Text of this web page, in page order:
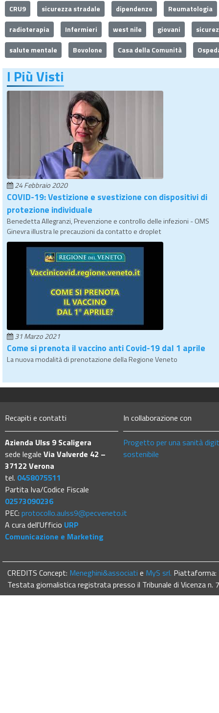
CRU9
sicurezza stradale dipendenze
Reumatologia
radioterapia
Infermieri west nile giovani
salute mentale
Bovolone Casa della Comunità
I Più Visti
24 Febbraio 2020
COVID-19: Vestizione e svestizione con dispositivi di
protezione individuale
Benedetta Allegranzi, Prevenzione e controllo delle infezioni - OMS
Ginevra illustra le precauzioni da contatto e droplet
31 Marzo 2021
Come si prenota il vaccino anti Covid-19 dal 1 aprile
La nuova modalità di prenotazione della Regione Veneto
Recapiti e contatti
Azienda Ulss 9 Scaligera
sede legale Via Valverde 42 –
37122 Verona
tel. 0458075511
Partita Iva/Codice Fiscale
02573090236
PEC: protocollo.aulss9@pecveneto.it
A cura dell'Ufficio URP
Comunicazione e Marketing
In collaborazione con
Progetto per una sanità
sostenibile
CREDITS Concept: Meneghini&associati e MyS srl. Piattaforma:
Testata giornalistica registrata presso il Tribunale di Vicenza n.